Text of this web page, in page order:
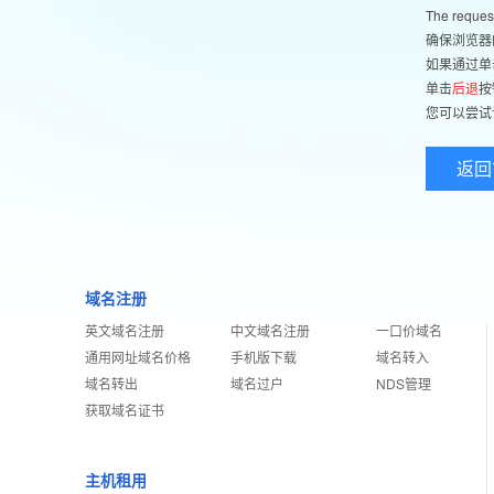
The
确保浏览
如果通过
单击后退
您可以尝
返
域名注册
英文域名注册
通用网址域名价格
域名转出
获取域名证书
中文域名注册
手机版下载
域名过户
一口价域名
域名转入
NDS管理
主机租用